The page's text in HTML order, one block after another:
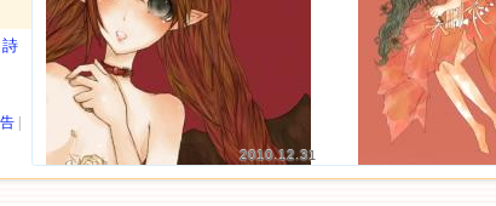
2010.12.31